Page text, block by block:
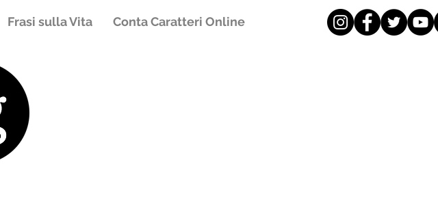
Frasi sulla Vita Conta Caratteri Online